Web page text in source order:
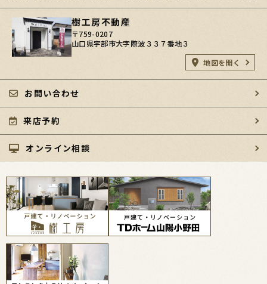
樹工房不動産
〒759-0207
山口県宇部市大字際波３３７番地３
地図を開く
お問い合わせ
来店予約
オンライン相談